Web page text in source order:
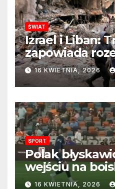
ŚWIAT
Izrael i Liban:
zapowiada
perspektywa
wojny wciąż
16 KWIETNIA, 2026
SPORT
Polak
wejściu na
22 sekundach!
16 KWIETNIA, 2026